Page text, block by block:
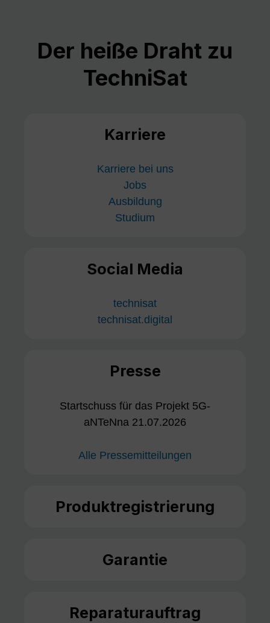
Der heiße Draht zu
TechniSat
Karriere
Karriere bei uns
Jobs
Ausbildung
Studium
Social Media
technisat
technisat.digital
Presse
Startschuss für das Projekt 5G-
aNTeNna 21.07.2026
Alle Pressemitteilungen
Produktregistrierung
Garantie
Reparaturauftrag